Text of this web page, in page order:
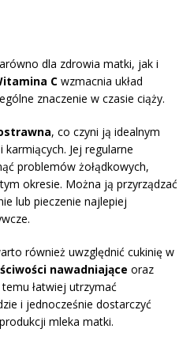
dla zdrowia matki, jak i
C wzmacnia układ
znaczenie w czasie ciąży.
, co czyni ją idealnym
Jej regularne
problemów żołądkowych,
okresie. Można ją przyrządzać
lub pieczenie najlepiej
również uwzględnić cukinię w
nawadniające oraz
temu łatwiej utrzymać
i jednocześnie dostarczyć
mleka matki.